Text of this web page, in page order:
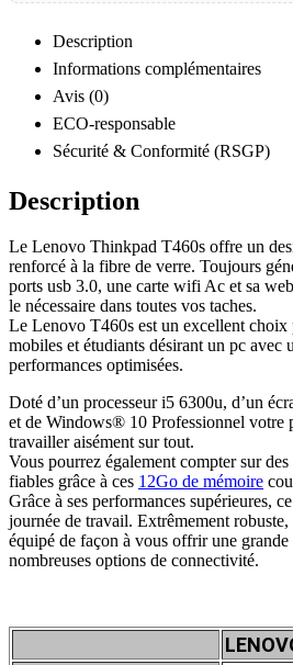
Description
Informations complémentaires
Avis (0)
ECO-responsable
Sécurité & Conformité (RSGP)
Description
Le Lenovo Thinkpad T460s offre un
renforcé à la fibre de verre. Toujours
ports usb 3.0, une carte wifi Ac et sa
le nécessaire dans toutes vos taches.
Le Lenovo T460s est un excellent choix
mobiles et étudiants désirant un pc avec
performances optimisées.
Doté d’un processeur i5 6300u, d’un
et de Windows® 10 Professionnel votre
travailler aisément sur tout.
Vous pourrez également compter sur
fiables grâce à ces 12Go de mémoire
Grâce à ses performances supérieures,
journée de travail. Extrêmement
équipé de façon à vous offrir une
nombreuses options de connectivité.